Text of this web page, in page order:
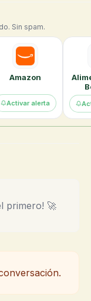
Sin spam.
Amazon
Activar alerta
primero! 🚀